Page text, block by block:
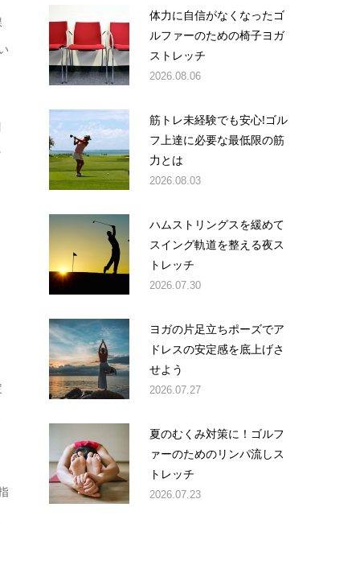
体力に自信がなくなったゴ
ルファーのための椅子ヨガ
ストレッチ
2026.08.06
筋トレ未経験でも安心!ゴル
フ上達に必要な最低限の筋
力とは
2026.08.03
ハムストリングスを緩めて
スイング軌道を整える夜ス
トレッチ
2026.07.30
ヨガの片足立ちポーズでア
ドレスの安定感を底上げさ
せよう
2026.07.27
夏のむくみ対策に！ゴルフ
ァーのためのリンパ流しス
トレッチ
2026.07.23